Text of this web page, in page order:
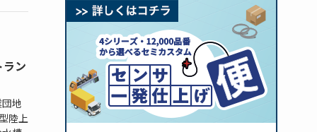
ン
地
陸上